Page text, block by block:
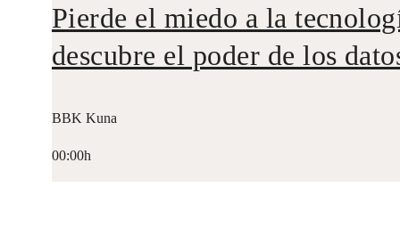
Pierde el miedo a la
descubre el poder de los
BBK Kuna
00:00h